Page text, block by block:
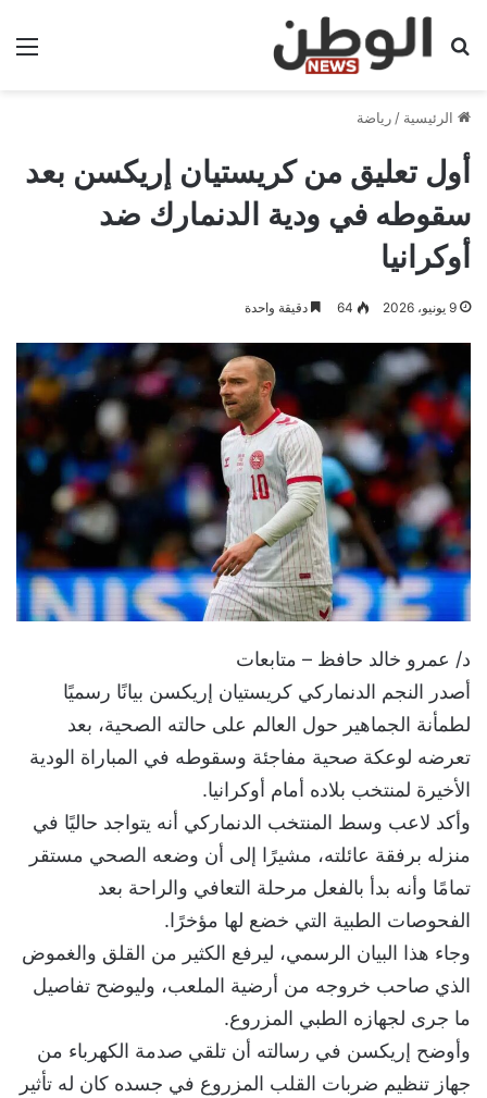
بحث عن
الرئيسية / رياضة
أول تعليق من كريستيان إريكسن بعد
سقوطه في ودية الدنمارك ضد
أوكرانيا
9 يونيو، 2026 64 دقيقة واحدة
د/ عمرو خالد حافظ – متابعات
أصدر النجم الدنماركي كريستيان إريكسن بيانًا رسميًا
لطمأنة الجماهير حول العالم على حالته الصحية، بعد
تعرضه لوعكة صحية مفاجئة وسقوطه في المباراة الودية
الأخيرة لمنتخب بلاده أمام أوكرانيا.
وأكد لاعب وسط المنتخب الدنماركي أنه يتواجد حاليًا في
منزله برفقة عائلته، مشيرًا إلى أن وضعه الصحي مستقر
تمامًا وأنه بدأ بالفعل مرحلة التعافي والراحة بعد
الفحوصات الطبية التي خضع لها مؤخرًا.
وجاء هذا البيان الرسمي، ليرفع الكثير من القلق والغموض
الذي صاحب خروجه من أرضية الملعب، وليوضح تفاصيل
ما جرى لجهازه الطبي المزروع.
وأوضح إريكسن في رسالته أن تلقي صدمة الكهرباء من
جهاز تنظيم ضربات القلب المزروع في جسده كان له تأثير